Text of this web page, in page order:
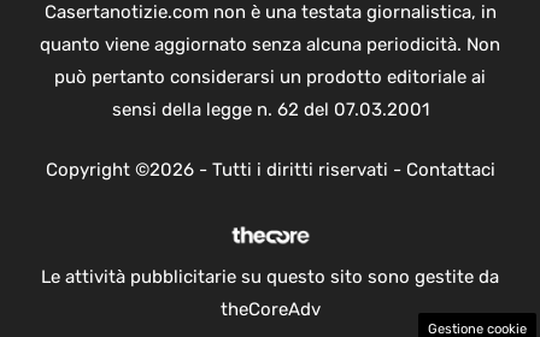
Casertanotizie.com non è una testata giornalistica, in
quanto viene aggiornato senza alcuna periodicità. Non
può pertanto considerarsi un prodotto editoriale ai
sensi della legge n. 62 del 07.03.2001
Copyright ©2026 - Tutti i diritti riservati - Contattaci
Le attività pubblicitarie su questo sito sono gestite da
theCoreAdv
Gestione cookie